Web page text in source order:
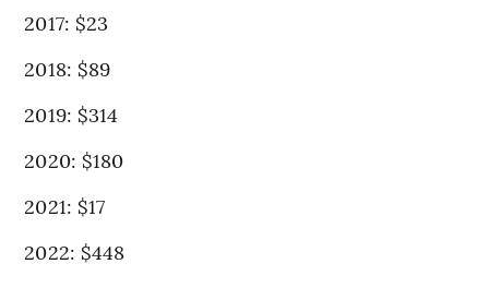
2017: $23
2018: $89
2019: $314
2020: $180
2021: $17
2022: $448